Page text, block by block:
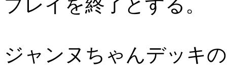
プレイを終了とする。
ジャンヌちゃんデッキ